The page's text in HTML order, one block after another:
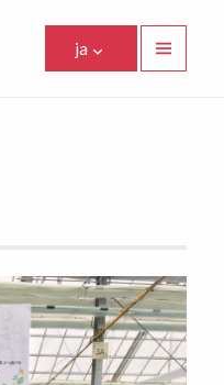
らイチゴ
ja